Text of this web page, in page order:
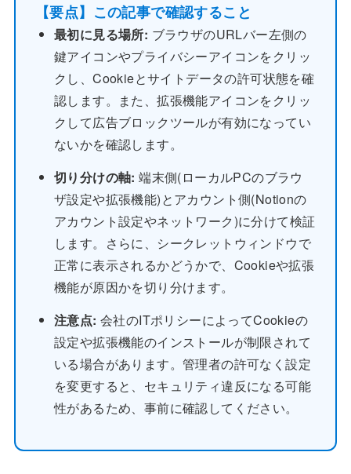
【要点】この記事で確認すること
最初に見る場所: ブラウザのURLバー左側の
鍵アイコンやプライバシーアイコンをクリッ
クし、Cookieとサイトデータの許可状態を確
認します。また、拡張機能アイコンをクリッ
クして広告ブロックツールが有効になってい
ないかを確認します。
切り分けの軸: 端末側(ローカルPCのブラウ
ザ設定や拡張機能)とアカウント側(Notionの
アカウント設定やネットワーク)に分けて検証
します。さらに、シークレットウィンドウで
正常に表示されるかどうかで、Cookieや拡張
機能が原因かを切り分けます。
注意点: 会社のITポリシーによってCookieの
設定や拡張機能のインストールが制限されて
いる場合があります。管理者の許可なく設定
を変更すると、セキュリティ違反になる可能
性があるため、事前に確認してください。